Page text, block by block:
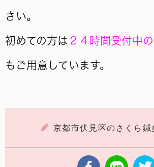
さい。
初めての方は ２４時間受付中
もご用意しています。
京都市伏見区のさくら鍼